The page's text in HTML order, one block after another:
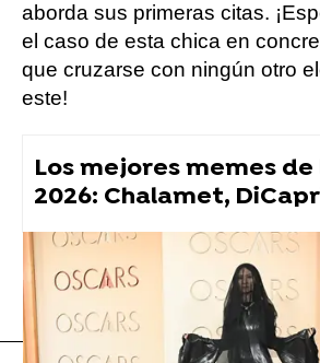
aborda sus primeras citas.
el caso de esta chica en
que cruzarse con ningún otro
este!
Los mejores memes de
2026: Chalamet,
consejos Twitter